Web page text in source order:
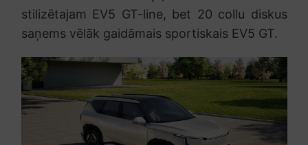
stilizētajam EV5 GT-line, bet 20 collu diskus
saņems vēlāk gaidāmais sportiskais EV5 GT.